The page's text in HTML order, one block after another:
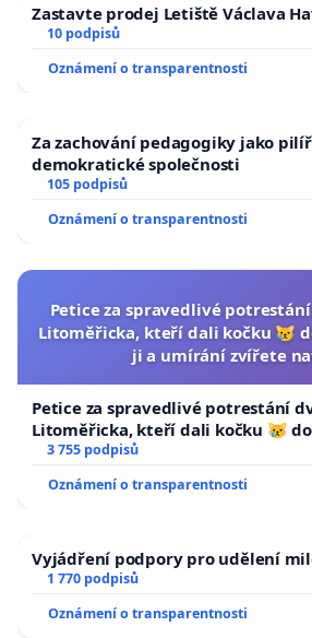
Zastavte prodej Letiště Václava
10 podpisů
Oznámení o transparentnosti
Za zachování pedagogiky jako
demokratické společnosti
105 podpisů
Oznámení o transparentnosti
Petice za spravedlivé
Litoměřicka, kteří dali kočku 😿
ji a umírání zvířete
Petice za spravedlivé potrestání
Litoměřicka, kteří dali kočku 😿
a umírání zvířete natočili.
3 755 podpisů
Oznámení o transparentnosti
Vyjádření podpory pro udělení
1 770 podpisů
Oznámení o transparentnosti